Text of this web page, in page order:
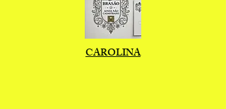
CAROLINA